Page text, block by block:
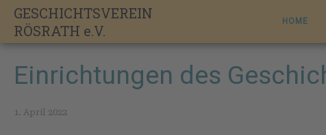
Skip
content
GESCHICHTSVEREIN
RÖSRATH e.V.
HOME
Einrichtungen des
1. April 2022